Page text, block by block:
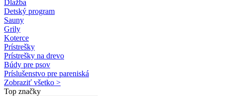
Dlažba
Detský program
Sauny
Grily
Koterce
Prístrešky
Prístrešky na drevo
Búdy pre psov
Príslušenstvo pre pareniská
Zobraziť všetko >
Top značky